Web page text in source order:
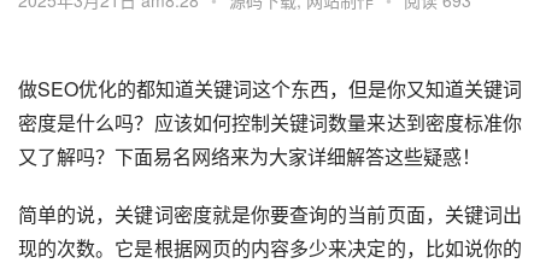
做SEO优化的都知道关键词这个东西，但是你又知道关键词
密度是什么吗？应该如何控制关键词数量来达到密度标准你
又了解吗？下面易名网络来为大家详细解答这些疑惑！
简单的说，关键词密度就是你要查询的当前页面，关键词出
现的次数。它是根据网页的内容多少来决定的，比如说你的